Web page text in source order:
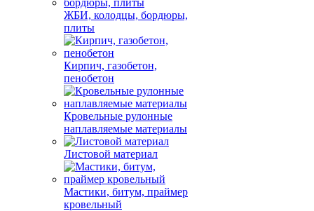
ЖБИ, колодцы, бордюры,
плиты
Кирпич, газобетон,
пенобетон
Кровельные рулонные
наплавляемые материалы
Листовой материал
Мастики, битум, праймер
кровельный